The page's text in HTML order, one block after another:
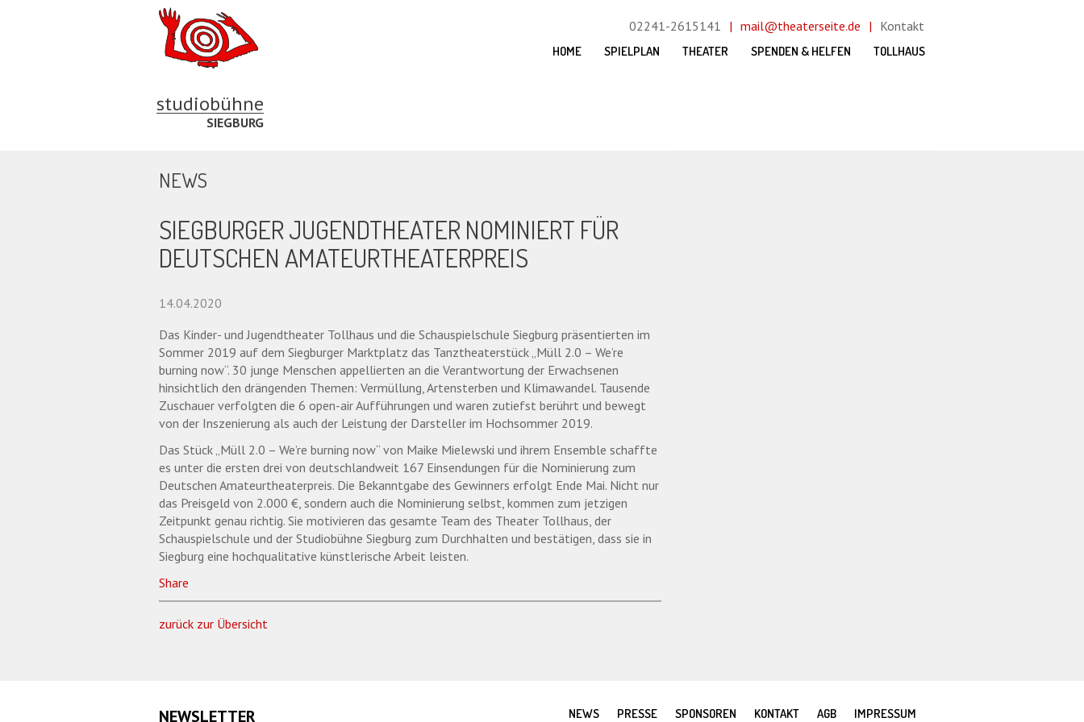
studiobühne
SIEGBURG
02241-2615141 mail@theaterseite.de Kontakt
HOME SPIELPLAN THEATER SPENDEN & HELFEN TOLLHAUS
NEWS
SIEGBURGER JUGENDTHEATER NOMINIERT FÜR
DEUTSCHEN AMATEURTHEATERPREIS
14.04.2020
Das Kinder- und Jugendtheater Tollhaus und die Schauspielschule Siegburg präsentierten im
Sommer 2019 auf dem Siegburger Marktplatz das Tanztheaterstück „Müll 2.0 – We’re
burning now“. 30 junge Menschen appellierten an die Verantwortung der Erwachsenen
hinsichtlich den drängenden Themen: Vermüllung, Artensterben und Klimawandel. Tausende
Zuschauer verfolgten die 6 open-air Aufführungen und waren zutiefst berührt und bewegt
von der Inszenierung als auch der Leistung der Darsteller im Hochsommer 2019.
Das Stück „Müll 2.0 – We’re burning now“ von Maike Mielewski und ihrem Ensemble schaffte
es unter die ersten drei von deutschlandweit 167 Einsendungen für die Nominierung zum
Deutschen Amateurtheaterpreis. Die Bekanntgabe des Gewinners erfolgt Ende Mai. Nicht nur
das Preisgeld von 2.000 €, sondern auch die Nominierung selbst, kommen zum jetzigen
Zeitpunkt genau richtig. Sie motivieren das gesamte Team des Theater Tollhaus, der
Schauspielschule und der Studiobühne Siegburg zum Durchhalten und bestätigen, dass sie in
Siegburg eine hochqualitative künstlerische Arbeit leisten.
Share
zurück zur Übersicht
NEWSLETTER IMPRESSUM
AGB
KONTAKT
SPONSOREN
PRESSE
NEWS